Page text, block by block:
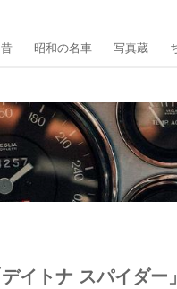
昭和の名車 写真蔵
イトナ スパイダ